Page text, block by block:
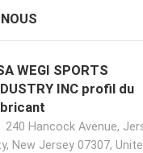
WEGI SPORTS
INC profil du
240 Hancock Avenue,
New Jersey 07307,